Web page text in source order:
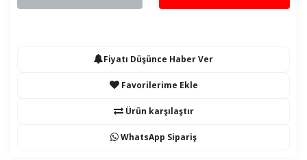
Fiyatı Düşünce Haber Ver
Favorilerime Ekle
Ürün karşılaştır
WhatsApp Sipariş